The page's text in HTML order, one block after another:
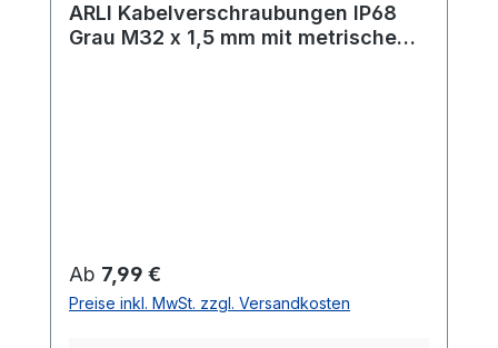
ARLI Kabelverschraubungen IP68
Grau M32 x 1,5 mm mit metrischem
Regulärer Preis:
Ab 7,99 €
Preise inkl. MwSt. zzgl. Versandkosten